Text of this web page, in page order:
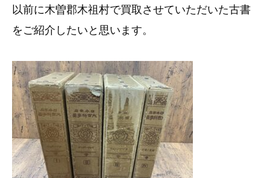
以前に木曽郡木祖村で買取させていただいた古書
をご紹介したいと思います。